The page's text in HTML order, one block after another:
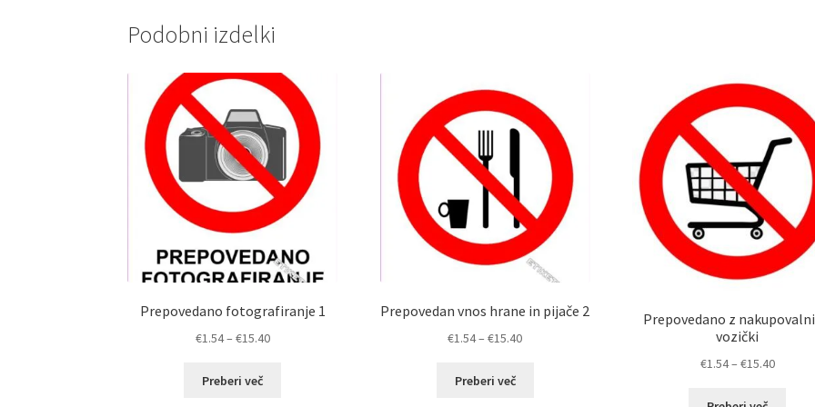
Podobni izdelki
Prepovedano fotografiranje 1
€1.54– €15.40Cenovni
Preberi več
Prepovedan vnos hrane in pijače 2
€1.54– €15.40Cenovni
Preberi več
Prepovedano z
vozički
€1.54– €15.40Cenovni